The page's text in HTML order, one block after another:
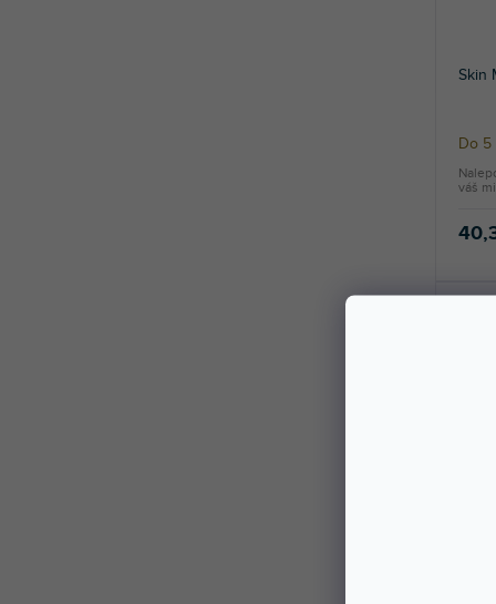
Skin
Do 5
váš